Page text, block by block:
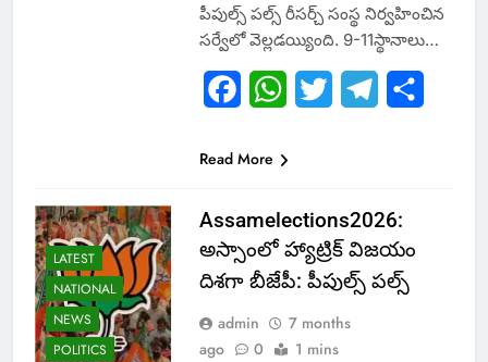
పీపుల్స్ పల్స్ రీసర్చ్ సంస్థ నిర్వహించిన
సర్వేలో వెల్లడయ్యింది. 9-11స్థానాలు…
FacebookWhatsApp
Twitter Telegram
Read More
LATEST
NATIONAL
NEWS
POLITICS
Assamelections2026:
అస్సాంలో హ్యాట్రిక్ విజయం
దిశగా బీజేపీ: పీపుల్స్ పల్స్
admin
7 months
ago
0 1 mins